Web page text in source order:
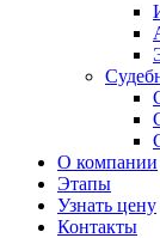
О компании
Этапы
Узнать цену
Контакты